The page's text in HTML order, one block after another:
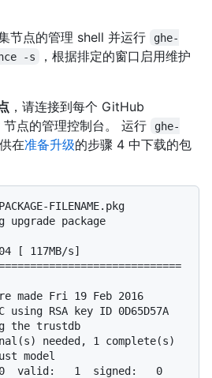
节点的管理 shell 并运行
ghe-
-s
，根据排定的窗口启用维护
，请连接到每个 GitHub
点的管理控制台。 运行
ghe-
在准备升级的步骤 4 中下载的包
FILENAME.pkg
package
[ 117MB/s]
made Fri 19 Feb 2016
using RSA key ID 0D65D57A
the trustdb
needed, 1 complete(s)
model
0  valid:   1  signed:   0